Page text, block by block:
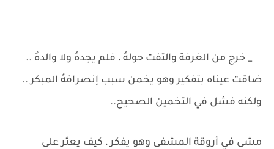
_ خرج من الغرفة والتفت حولهُ ، فلم يجدهُ ولا والدهُ ..
ضاقت عيناه بتفكير وهو يخمن سبب إنصرافهُ المبكر ..
ولكنه فشل في التخمين الصحيح..
مشى في أروقة المشفى وهو يفكر ، كيف يعثر على